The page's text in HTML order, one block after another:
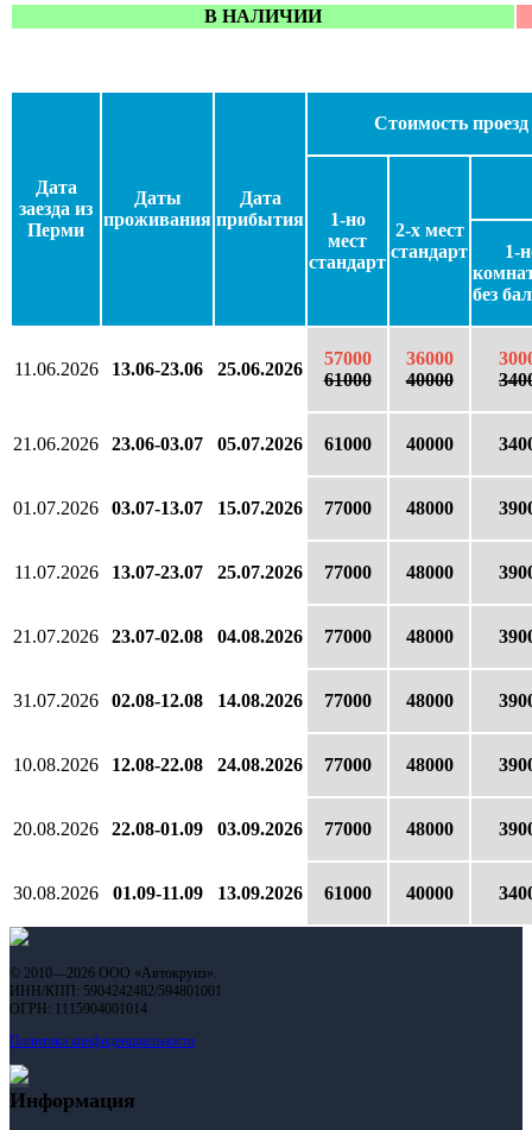
В НАЛИЧИИ
Дата
заезда из
Перми
Даты
проживания
Дата
прибытия
Стоимость
1-но
мест
стандарт
2-х мест
стандарт
1-
без
11.06.2026 13.06-23.06 25.06.2026
57000
61000
36000
40000
21.06.2026 23.06-03.07 05.07.2026 61000 40000
01.07.2026 03.07-13.07 15.07.2026 77000 48000
11.07.2026 13.07-23.07 25.07.2026 77000 48000
21.07.2026 23.07-02.08 04.08.2026 77000 48000
31.07.2026 02.08-12.08 14.08.2026 77000 48000
10.08.2026 12.08-22.08 24.08.2026 77000 48000
20.08.2026 22.08-01.09 03.09.2026 77000 48000
30.08.2026 01.09-11.09 13.09.2026 61000 40000
© 2010—2026 ООО «Автокруиз».
ИНН/КПП: 5904242482/594801001
ОГРН: 1115904001014
Политика конфиденциальности
Информация